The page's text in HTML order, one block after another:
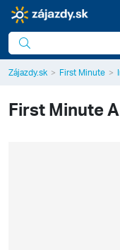
Zájazdy.sk First Minute
First Minute